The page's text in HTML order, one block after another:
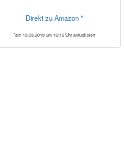
Direkt zu Amazon *
*am 13.03.2019 um 16:12 Uhr aktualisiert